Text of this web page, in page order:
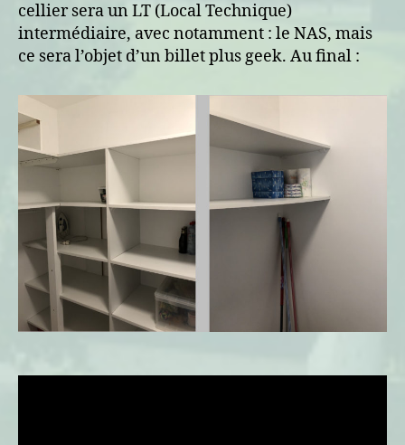
cellier sera un LT (Local Technique)
intermédiaire, avec notamment : le NAS, mais
ce sera l’objet d’un billet plus geek. Au final :